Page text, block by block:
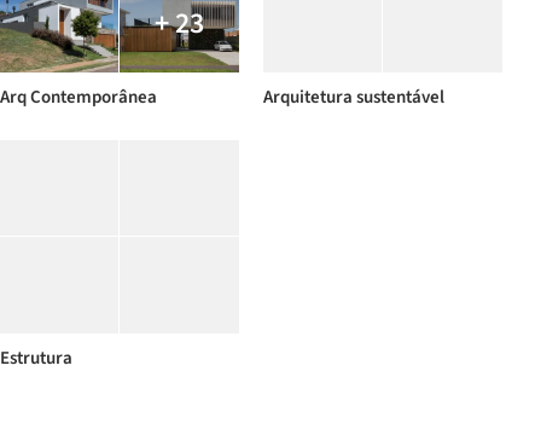
+ 23
Arq Contemporânea Arquitetura sustentável
Estrutura